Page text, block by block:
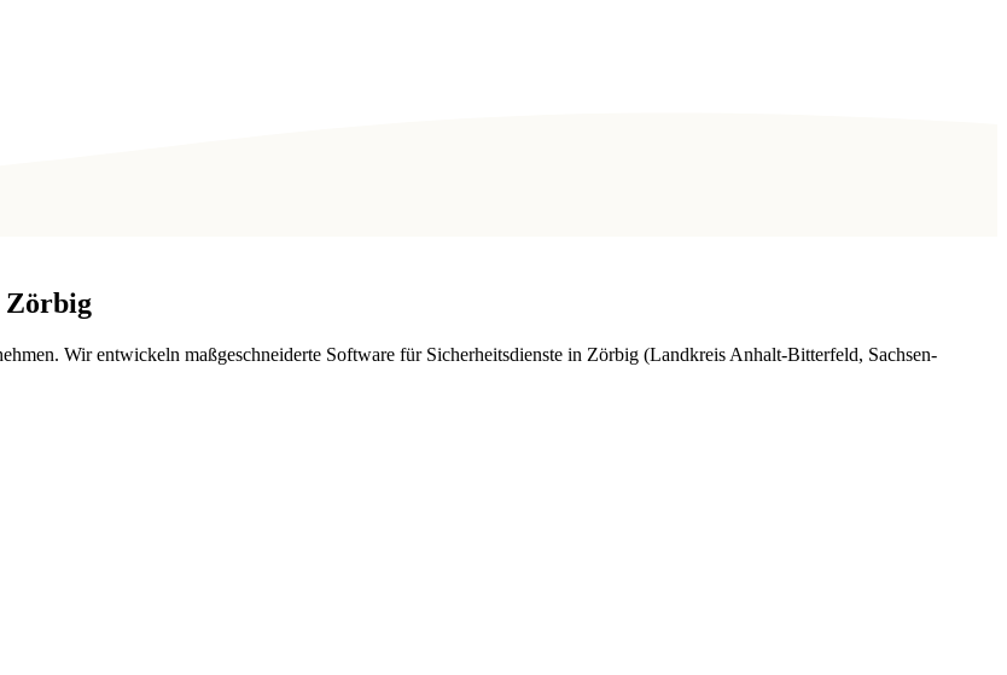
Zörbig
Wir entwickeln maßgeschneiderte Software für Sicherheitsdienste in Zörbig (Landkreis Anhalt-Bitterfeld, Sachsen-